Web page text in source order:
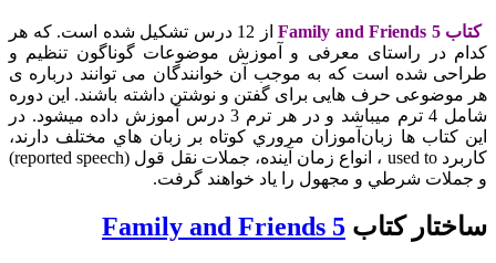
کتاب Family and Friends 5
از 12 درس تشکیل شده است. که هر
کدام در راستای معرفی و آموزش موضوعات گوناگون تنظیم و
طراحی شده است که به موجب آن خوانندگان می توانند درباره ی
هر موضوعی حرف هایی برای گفتن و نوشتن داشته باشند. اين دوره
شامل 4 ترم ميباشد و در هر ترم 3 درس آموزش داده ميشود. در
اين كتاب ها زبان‌آموزان مروري كوتاه بر زبان هاي مختلف دارند،
كاربرد used to ، انواع زمان آينده، جملات نقل قول (reported speech)
و جملات شرطي و مجهول را ياد خواهند گرفت.
ساختار کتاب Family and Friends 5